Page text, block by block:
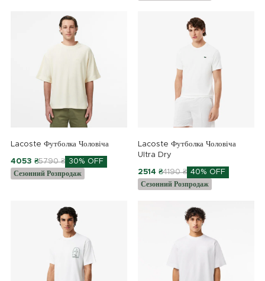
Lacoste Футболка Чоловіча
4053 ₴5790 ₴ 30% OFF
Сезонний Розпродаж
Lacoste Футболка Чоловіча
Ultra Dry
2514 ₴4190 ₴ 40% OFF
Сезонний Розпродаж